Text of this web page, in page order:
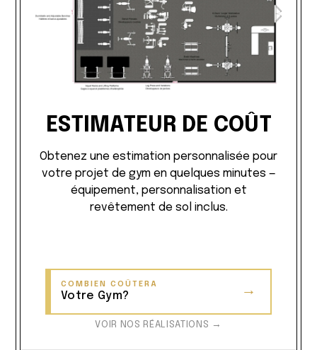
ESTIMATEUR DE COÛT
Obtenez une estimation personnalisée pour
votre projet de gym en quelques minutes —
équipement, personnalisation et
revêtement de sol inclus.
COMBIEN COÛTERA
Votre Gym? →
VOIR NOS RÉALISATIONS →